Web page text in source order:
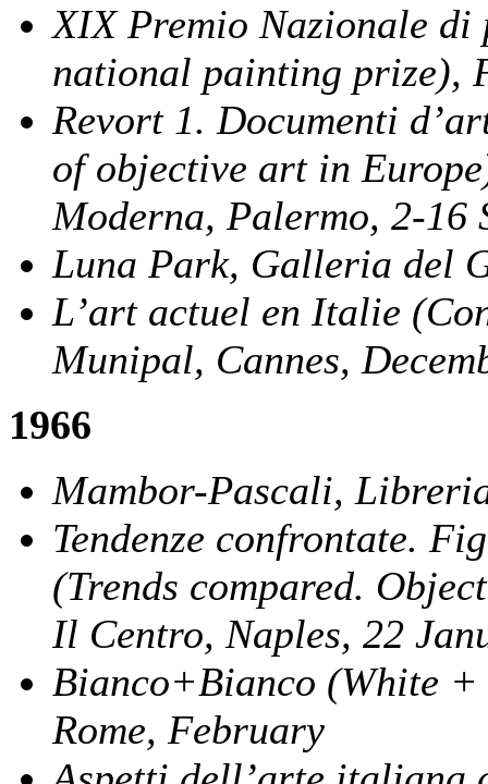
XIX Premio Nazionale
national painting prize),
Revort 1. Documenti
of objective art in
Moderna, Palermo, 2-16
Luna Park, Galleria del
L’art actuel en Italie
Munipal, Cannes,
1966
Mambor-Pascali,
Tendenze confrontate.
(Trends compared.
Il Centro, Naples, 22
Bianco+Bianco (White
Rome, February